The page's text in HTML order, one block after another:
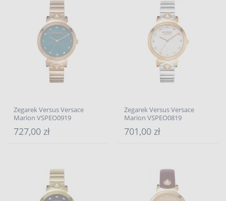
Zegarek Versus Versace
Marion VSPEO0919
727,00 zł
Zegarek Versus Versace
Marion VSPEO0819
701,00 zł